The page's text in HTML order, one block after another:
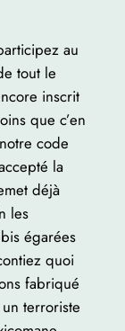
au
tout le
inscrit
que c’en
code
la
déjà
les
égarées
quoi
fabriqué
terroriste